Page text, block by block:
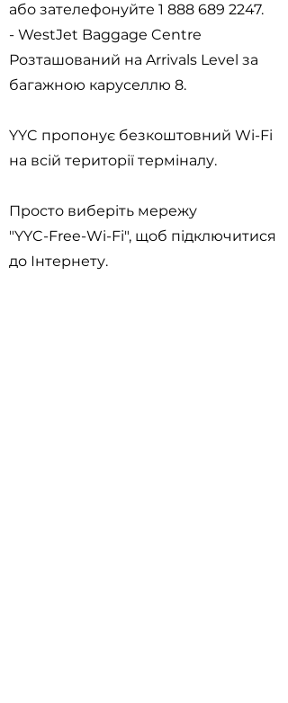
або зателефонуйте 1 888 689 2247.
- WestJet Baggage Centre
Розташований на Arrivals Level за
багажною каруселлю 8.
YYC пропонує безкоштовний Wi-Fi
на всій території терміналу.
Просто виберіть мережу
"YYC-Free-Wi-Fi", щоб підключитися
до Інтернету.